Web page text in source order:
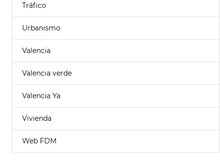
Tráfico
Urbanismo
Valencia
Valencia verde
Valencia Ya
Vivienda
Web FDM